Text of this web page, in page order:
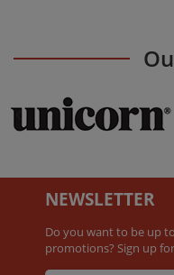
NEWSLETTER
Do you want to be up
promotions? Sign up